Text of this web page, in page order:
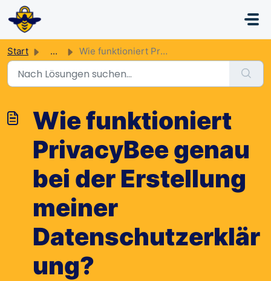
Zum hauptsächlichen Inhalt gehen
Start ... Wie funktioniert PrivacyBee genau bei der Erstellung mein...
Wie funktioniert
PrivacyBee genau
bei der Erstellung
meiner
Datenschutzerklär
ung?